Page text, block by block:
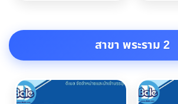
สาขา พระราม 2